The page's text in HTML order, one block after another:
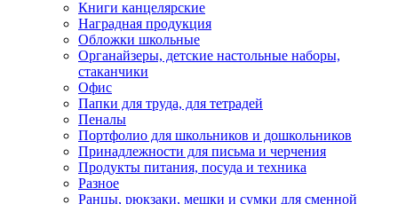
Книги канцелярские
Наградная продукция
Обложки школьные
Органайзеры, детские настольные наборы,
стаканчики
Офис
Папки для труда, для тетрадей
Пеналы
Портфолио для школьников и дошкольников
Принадлежности для письма и черчения
Продукты питания, посуда и техника
Разное
Ранцы, рюкзаки, мешки и сумки для сменной